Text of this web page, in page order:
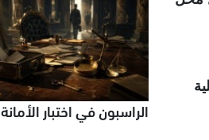
الراسبون في اختبار الأمانة